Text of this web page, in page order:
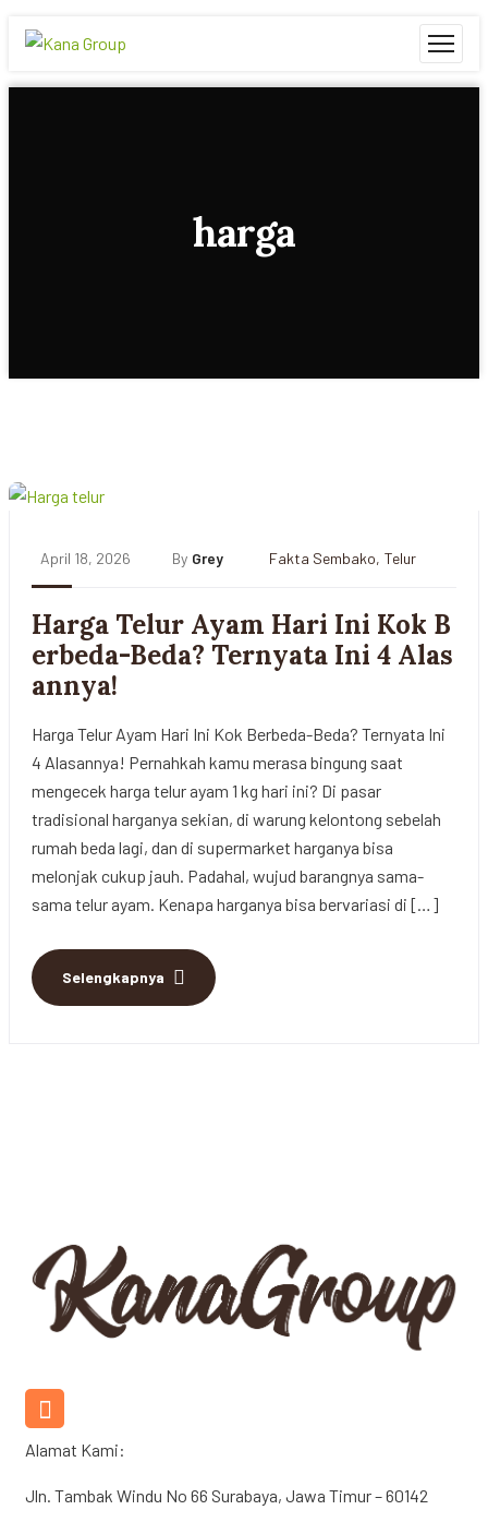
harga
April 18, 2026 By Grey Fakta Sembako, Telur
Harga Telur Ayam Hari Ini Kok B
erbeda-Beda? Ternyata Ini 4 Alas
annya!
Harga Telur Ayam Hari Ini Kok Berbeda-Beda? Ternyata Ini
4 Alasannya! Pernahkah kamu merasa bingung saat
mengecek harga telur ayam 1 kg hari ini? Di pasar
tradisional harganya sekian, di warung kelontong sebelah
rumah beda lagi, dan di supermarket harganya bisa
melonjak cukup jauh. Padahal, wujud barangnya sama-
sama telur ayam. Kenapa harganya bisa bervariasi di […]
Selengkapnya
Alamat Kami:
Jln. Tambak Windu No 66 Surabaya, Jawa Timur – 60142